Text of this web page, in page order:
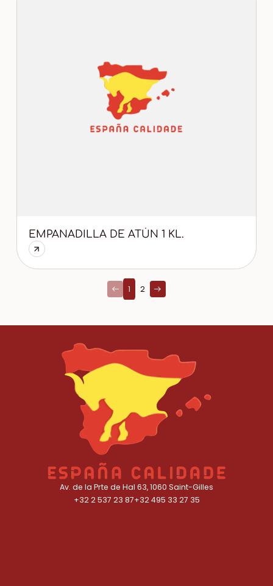
EMPANADILLA DE ATÚN 1 KL.
1 2
Av. de la Prte de Hal 63, 1060 Saint-Gilles
+32 2 537 23 87+32 495 33 27 35